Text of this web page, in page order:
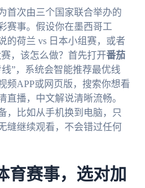
首次由三个国家联合举办的
赛事。假设你在墨西哥工
的荷兰 vs 日本小组赛，或者
，该怎么做？首先打开番茄
”，系统会智能推荐最优线
频APP或网页版，搜索你想看
直播，中文解说清晰流畅。
，比如从手机换到电脑，只
缝继续观看，不会错过任何
育赛事，选对加